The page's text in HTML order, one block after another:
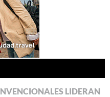
LIDERAN